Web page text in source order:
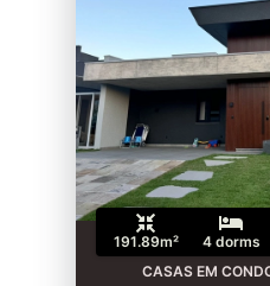
191.89m² 4 dorms
CASAS EM